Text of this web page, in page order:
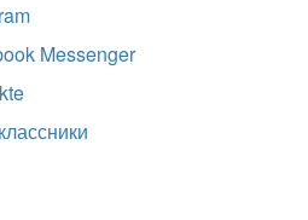
Messenger